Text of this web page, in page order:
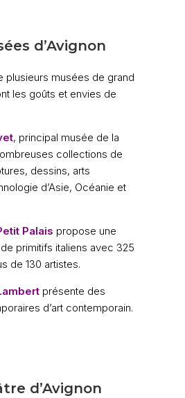
d’Avignon
plusieurs musées de grand
les goûts et envies de
, principal musée de la
collections de
dessins, arts
d’Asie, Océanie et
Palais propose une
primitifs italiens avec 325
de 130 artistes.
présente des
d’art contemporain.
d’Avignon